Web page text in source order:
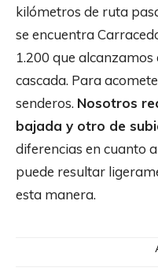
kilómetros de ruta
se encuentra
1.200 que alcanzamos
cascada. Para
senderos. Nosotros
bajada y otro de
diferencias en cuanto
puede resultar
esta manera.